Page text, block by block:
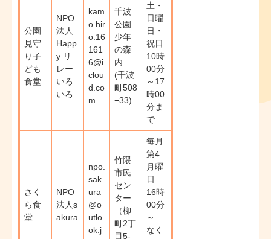
公園
見守
り子
ども
食堂
NPO
法人
Happ
y リ
レー
いろ
いろ
kam
o.hir
o.16
161
6@i
clou
d.co
m
千波
公園
少年
の森
内
(千波
町508
−33)
土・
日曜
日・
祝日
10時
00分
～17
時00
分ま
で
さく
ら食
堂
NPO
法人s
akura
npo.
sak
ura
@o
utlo
ok.j
竹隈
市民
セン
ター
（柳
町2丁
目5-
毎月
第4
月曜
日
16時
00分
～
なく